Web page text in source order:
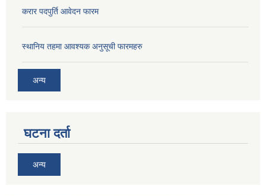
करार पदपुर्ति आवेदन फारम
स्थानिय तहमा आवश्यक अनुसूची फारमहरु
अन्य
घटना दर्ता
अन्य